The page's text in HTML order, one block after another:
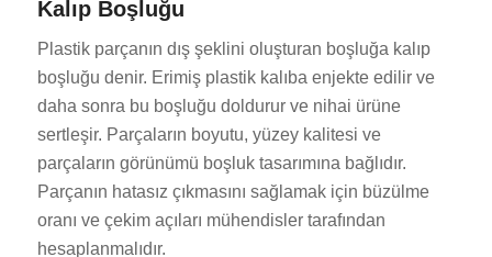
Kalıp Boşluğu
Plastik parçanın dış şeklini oluşturan boşluğa kalıp
boşluğu denir. Erimiş plastik kalıba enjekte edilir ve
daha sonra bu boşluğu doldurur ve nihai ürüne
sertleşir. Parçaların boyutu, yüzey kalitesi ve
parçaların görünümü boşluk tasarımına bağlıdır.
Parçanın hatasız çıkmasını sağlamak için büzülme
oranı ve çekim açıları mühendisler tarafından
hesaplanmalıdır.